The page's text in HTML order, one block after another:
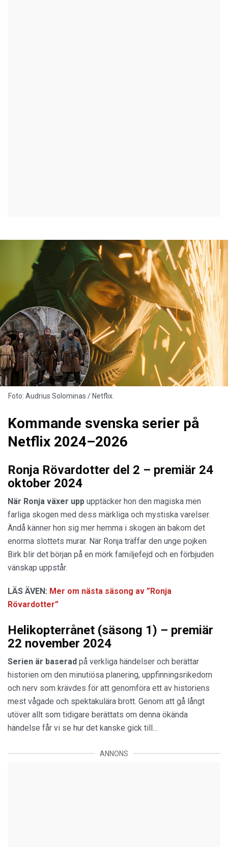
Foto: Audrius Solominas / Netflix.
Kommande svenska serier på
Netflix 2024–2026
Ronja Rövardotter del 2 – premiär 24
oktober 2024
När Ronja växer upp upptäcker hon den magiska men
farliga skogen med dess märkliga och mystiska varelser.
Ändå känner hon sig mer hemma i skogen än bakom det
enorma slottets murar. När Ronja träffar den unge pojken
Birk blir det början på en mörk familjefejd och en förbjuden
vänskap uppstår.
LÄS ÄVEN: Mer om nästa säsong av ”Ronja
Rövardotter”
Helikopterrånet (säsong 1) – premiär
22 november 2024
Serien är baserad på verkliga händelser och berättar
historien om den minutiösa planering, uppfinningsrikedom
och nerv som krävdes för att genomföra ett av historiens
mest vågade och spektakulära brott. Genom att gå långt
utöver allt som tidigare berättats om denna ökända
händelse får vi se hur det kanske gick till...
ANNONS